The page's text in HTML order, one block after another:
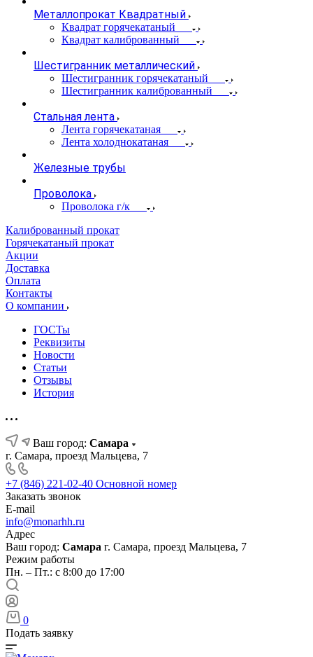
Металлопрокат Квадратный
Квадрат горячекатаный
Квадрат калиброванный
Шестигранник металлический
Шестигранник горячекатаный
Шестигранник калиброванный
Стальная лента
Лента горячекатаная
Лента холоднокатаная
Железные трубы
Проволока
Проволока г/к
Калиброванный прокат
Горячекатаный прокат
Акции
Доставка
Оплата
Контакты
О компании
ГОСТы
Реквизиты
Новости
Статьи
Отзывы
История
Ваш город: Самара
г. Самара, проезд Мальцева, 7
+7 (846) 221-02-40 Основной номер
Заказать звонок
E-mail
info@monarhh.ru
Адрес
Ваш город: Самара г. Самара, проезд Мальцева, 7
Режим работы
Пн. – Пт.: с 8:00 до 17:00
0
Подать заявку